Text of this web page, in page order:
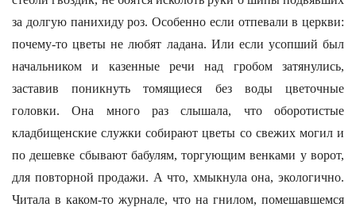
за долгую панихиду роз. Особенно если отпевали в церкви:
почему-то цветы не любят ладана. Или если усопший был
начальником и казенные речи над гробом затянулись,
заставив поникнуть томящиеся без воды цветочные
головки. Она много раз слышала, что оборотистые
кладбищенские служки собирают цветы со свежих могил и
по дешевке сбывают бабулям, торгующим венками у ворот,
для повторной продажи. А что, хмыкнула она, экологично.
Читала в каком-то журнале, что на гнилом, помешавшемся